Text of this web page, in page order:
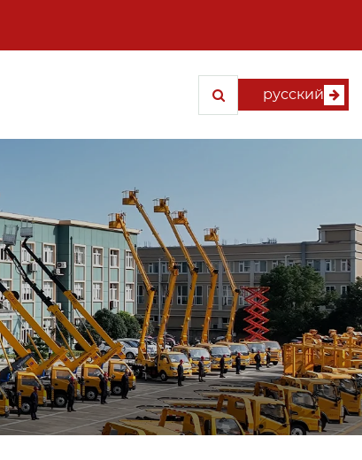
русский